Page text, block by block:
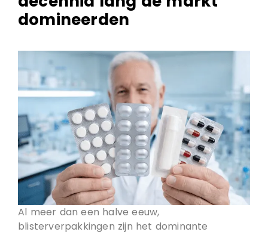
domineerden
Al meer dan een halve eeuw,
blisterverpakkingen zijn het dominante